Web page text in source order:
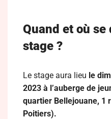
Quand et où
stage ?
Le stage aura lieu le
2023 à l’auberge de
quartier Bellejouane, 1
Poitiers).